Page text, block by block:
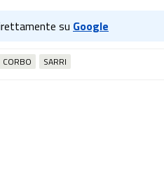
su Google
CORBO SARRI